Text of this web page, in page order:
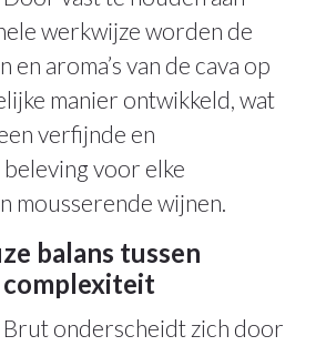
werkwijze worden de
en aroma’s van de cava op
manier ontwikkeld, wat
verfijnde en
voor elke
mousserende wijnen.
balans tussen
onderscheidt zich door